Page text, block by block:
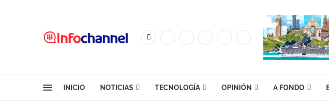
INICIO NOTICIAS TECNOLOGÍA OPINIÓN A FONDO